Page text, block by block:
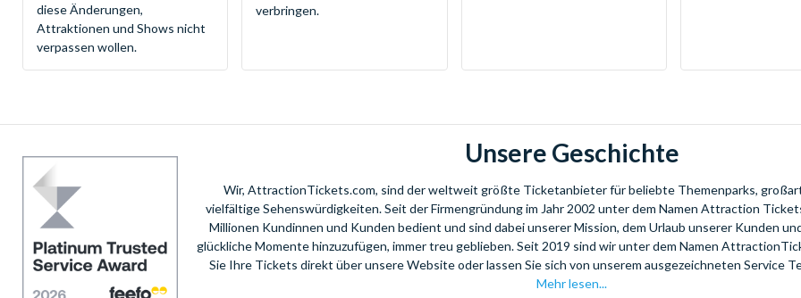
diese Änderungen,
Attraktionen und Shows nicht
verpassen wollen.
verbringen.
Unsere Geschichte
Wir, AttractionTickets.com, sind der weltweit größte Ticketanbieter für beliebte Themenparks,
vielfältige Sehenswürdigkeiten. Seit der Firmengründung im Jahr 2002 unter dem Namen Attraction
Millionen Kundinnen und Kunden bedient und sind dabei unserer Mission, dem Urlaub unserer Kunden
glückliche Momente hinzuzufügen, immer treu geblieben. Seit 2019 sind wir unter dem Namen
Sie Ihre Tickets direkt über unsere Website oder lassen Sie sich von unserem ausgezeichneten Service
Mehr lesen...